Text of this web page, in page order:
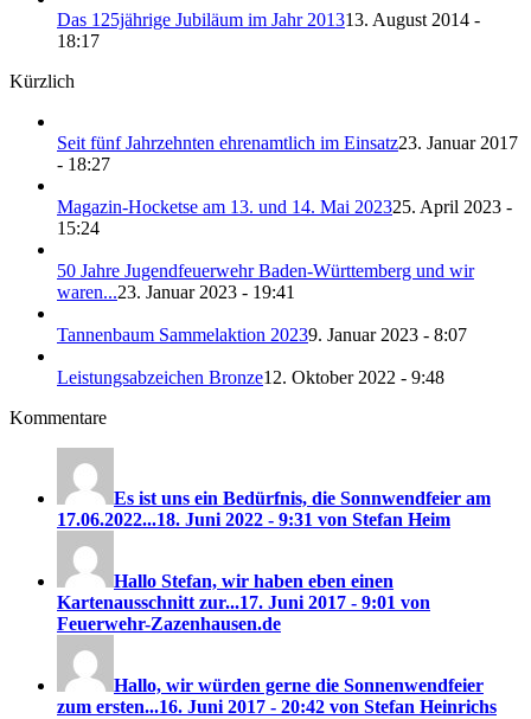
Das 125jährige Jubiläum im Jahr 201313. August 2014 -
18:17
Kürzlich
Seit fünf Jahrzehnten ehrenamtlich im Einsatz23. Januar 2017
- 18:27
Magazin-Hocketse am 13. und 14. Mai 202325. April 2023 -
15:24
50 Jahre Jugendfeuerwehr Baden-Württemberg und wir
waren...23. Januar 2023 - 19:41
Tannenbaum Sammelaktion 20239. Januar 2023 - 8:07
Leistungsabzeichen Bronze12. Oktober 2022 - 9:48
Kommentare
Es ist uns ein Bedürfnis, die Sonnwendfeier am
17.06.2022...18. Juni 2022 - 9:31 von Stefan Heim
Hallo Stefan, wir haben eben einen
Kartenausschnitt zur...17. Juni 2017 - 9:01 von
Feuerwehr-Zazenhausen.de
Hallo, wir würden gerne die Sonnenwendfeier
zum ersten...16. Juni 2017 - 20:42 von Stefan Heinrichs